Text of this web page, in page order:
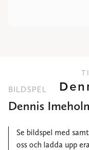
BILDSPEL
Dennis
Se bildspel med
oss och ladda upp